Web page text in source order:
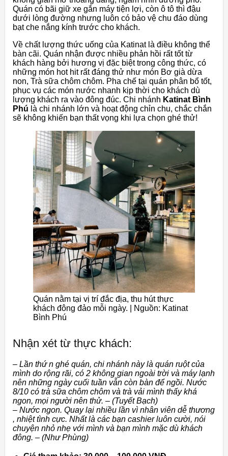
Quán có bãi giữ xe gắn máy tiện lợi, còn ô tô thì đậu
dưới lòng đường nhưng luôn có bảo vệ chu đáo dùng
bạt che nắng kính trước cho khách.
Về chất lượng thức uống của Katinat là điều không thể
bàn cãi. Quán nhận được nhiều phản hồi rất tốt từ
khách hàng bởi hương vị đặc biệt trong công thức, có
những món hot hit rất đáng thử như món Bơ già dừa
non, Trà sữa chôm chôm. Pha chế tại quán phân bổ tốt,
phục vụ các món nước nhanh kịp thời cho khách dù
lượng khách ra vào đông đúc. Chi nhánh Katinat Bình
Phú là chi nhánh lớn và hoạt động chỉn chu, chắc chắn
sẽ không khiến bạn thất vọng khi lựa chọn ghé thử!
Quán nằm tại vị trí đắc địa, thu hút thực
khách đông đảo mỗi ngày. | Nguồn: Katinat
Bình Phú
Nhận xét từ thực khách:
– Lần thứ n ghé quán, chi nhánh này là quán ruột của
mình do rộng rãi, có 2 không gian ngoài trời và máy lạnh
nên những ngày cuối tuần vẫn còn bàn để ngồi. Nước
8/10 có trà sữa chôm chôm và trà vải mình thấy khá
ngon, mọi người nên thử. – (Tuyết Bạch)
– Nước ngon. Quay lại nhiều lần vì nhân viên dễ thương
, nhiệt tình cực. Nhất là các bạn cashier luôn cười, nói
chuyện nhỏ nhẹ với mình và bạn mình mặc dù khách
đông. – (Như Phùng)